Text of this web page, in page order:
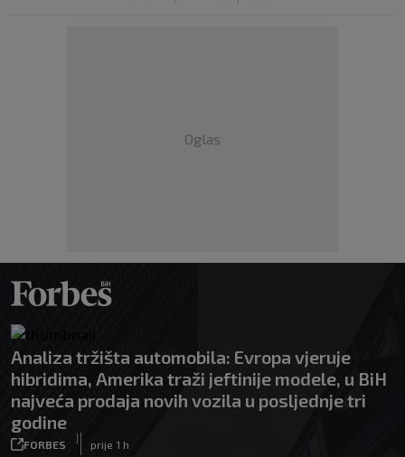
Oglas
Analiza tržišta automobila: Evropa vjeruje
hibridima, Amerika traži jeftinije modele, u BiH
najveća prodaja novih vozila u posljednje tri
godine
FORBES
|
prije 1 h